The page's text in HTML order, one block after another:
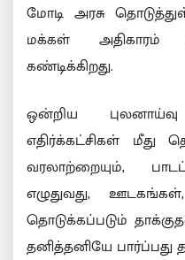
மோடி அரசு
மக்கள் அதிகாரம்
கண்டிக்கிறது.
ஒன்றிய
எதிர்க்கட்சிகள் மீது
வரலாற்றையும்,
எழுதுவது,
தொடுக்கப்படும்
தனித்தனியே பார்ப்பது